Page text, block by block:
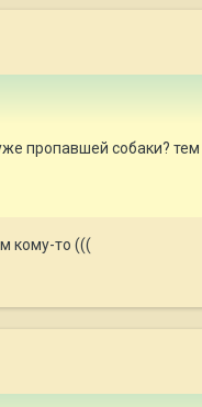
пропавшей собаки?
кому-то (((